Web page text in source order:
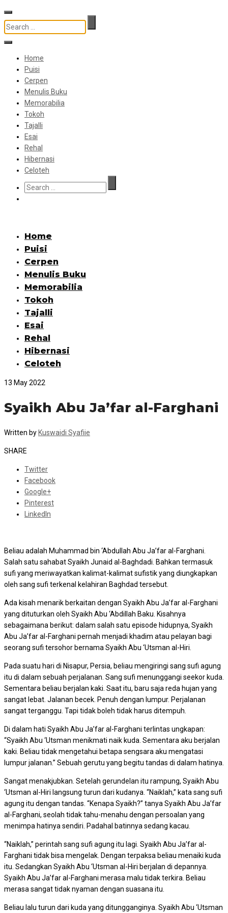
Home
Puisi
Cerpen
Menulis Buku
Memorabilia
Tokoh
Tajalli
Esai
Rehal
Hibernasi
Celoteh
Home
Puisi
Cerpen
Menulis Buku
Memorabilia
Tokoh
Tajalli
Esai
Rehal
Hibernasi
Celoteh
13 May 2022
Syaikh Abu Ja’far al-Farghani
Written by Kuswaidi Syafiie
SHARE
Twitter
Facebook
Google+
Pinterest
LinkedIn
Beliau adalah Muhammad bin ‘Abdullah Abu Ja’far al-Farghani.
Salah satu sahabat Syaikh Junaid al-Baghdadi. Bahkan termasuk
sufi yang meriwayatkan kalimat-kalimat sufistik yang diungkapkan
oleh sang sufi terkenal kelahiran Baghdad tersebut.
Ada kisah menarik berkaitan dengan Syaikh Abu Ja’far al-Farghani
yang dituturkan oleh Syaikh Abu ‘Abdillah Baku. Kisahnya
sebagaimana berikut: dalam salah satu episode hidupnya, Syaikh
Abu Ja’far al-Farghani pernah menjadi khadim atau pelayan bagi
seorang sufi tersohor bernama Syaikh Abu ‘Utsman al-Hiri.
Pada suatu hari di Nisapur, Persia, beliau mengiringi sang sufi agung
itu di dalam sebuah perjalanan. Sang sufi menunggangi seekor kuda.
Sementara beliau berjalan kaki. Saat itu, baru saja reda hujan yang
sangat lebat. Jalanan becek. Penuh dengan lumpur. Perjalanan
sangat terganggu. Tapi tidak boleh tidak harus ditempuh.
Di dalam hati Syaikh Abu Ja’far al-Farghani terlintas ungkapan:
“Syaikh Abu ‘Utsman menikmati naik kuda. Sementara aku berjalan
kaki. Beliau tidak mengetahui betapa sengsara aku mengatasi
lumpur jalanan.” Sebuah gerutu yang begitu tandas di dalam hatinya.
Sangat menakjubkan. Setelah gerundelan itu rampung, Syaikh Abu
‘Utsman al-Hiri langsung turun dari kudanya. “Naiklah,” kata sang sufi
agung itu dengan tandas. “Kenapa Syaikh?” tanya Syaikh Abu Ja’far
al-Farghani, seolah tidak tahu-menahu dengan persoalan yang
menimpa hatinya sendiri. Padahal batinnya sedang kacau.
“Naiklah,” perintah sang sufi agung itu lagi. Syaikh Abu Ja’far al-
Farghani tidak bisa mengelak. Dengan terpaksa beliau menaiki kuda
itu. Sedangkan Syaikh Abu ‘Utsman al-Hiri berjalan di depannya.
Syaikh Abu Ja’far al-Farghani merasa malu tidak terkira. Beliau
merasa sangat tidak nyaman dengan suasana itu.
Beliau lalu turun dari kuda yang ditungganginya. Syaikh Abu ‘Utsman